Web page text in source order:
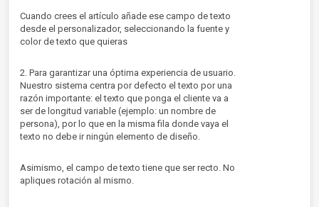
Cuando crees el artículo añade ese campo de texto
desde el personalizador, seleccionando la fuente y
color de texto que quieras
2. Para garantizar una óptima experiencia de usuario.
Nuestro sistema centra por defecto el texto por una
razón importante: el texto que ponga el cliente va a
ser de longitud variable (ejemplo: un nombre de
persona), por lo que en la misma fila donde vaya el
texto no debe ir ningún elemento de diseño.
Asimismo, el campo de texto tiene que ser recto. No
apliques rotación al mismo.